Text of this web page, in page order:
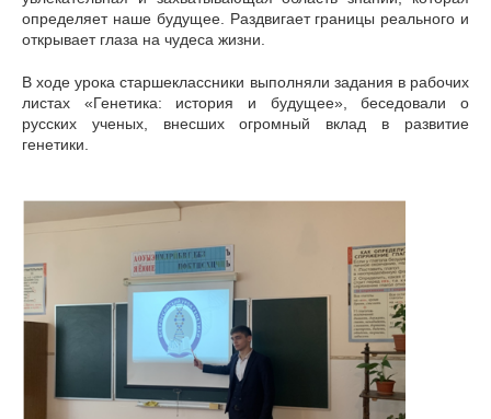
определяет наше будущее. Раздвигает границы реального и
открывает глаза на чудеса жизни.
В ходе урока старшеклассники выполняли задания в рабочих
листах «Генетика: история и будущее», беседовали о
русских ученых, внесших огромный вклад в развитие
генетики.